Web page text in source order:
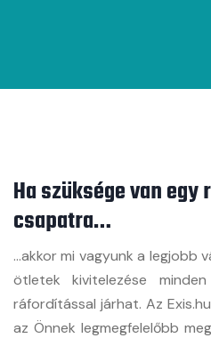
Ha szüksége van egy
csapatra…
…akkor mi vagyunk a legjobb
ötletek kivitelezése
ráfordítással járhat. Az
az Önnek legmegfelelőbb